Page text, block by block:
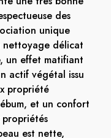
des
unique
nettoyage délicat
un effet matifiant
actif végétal issu
propriété
et un confort
est nette,